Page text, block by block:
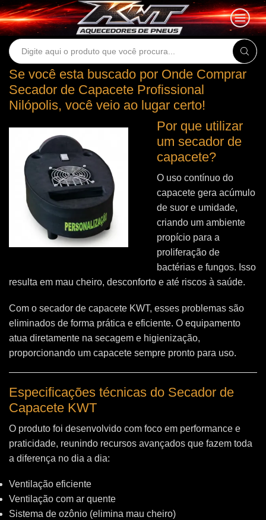
Search
Se você esta buscado por Onde Comprar
Secador de Capacete Profissional
Nilópolis, você veio ao lugar certo!
Por que utilizar
um secador de
capacete?
O uso contínuo do
capacete gera acúmulo
de suor e umidade,
criando um ambiente
propício para a
proliferação de
bactérias e fungos. Isso
resulta em mau cheiro, desconforto e até riscos à saúde.
Com o secador de capacete KWT, esses problemas são
eliminados de forma prática e eficiente. O equipamento
atua diretamente na secagem e higienização,
proporcionando um capacete sempre pronto para uso.
Especificações técnicas do Secador de
Capacete KWT
O produto foi desenvolvido com foco em performance e
praticidade, reunindo recursos avançados que fazem toda
a diferença no dia a dia:
Ventilação eficiente
Ventilação com ar quente
Sistema de ozônio (elimina mau cheiro)